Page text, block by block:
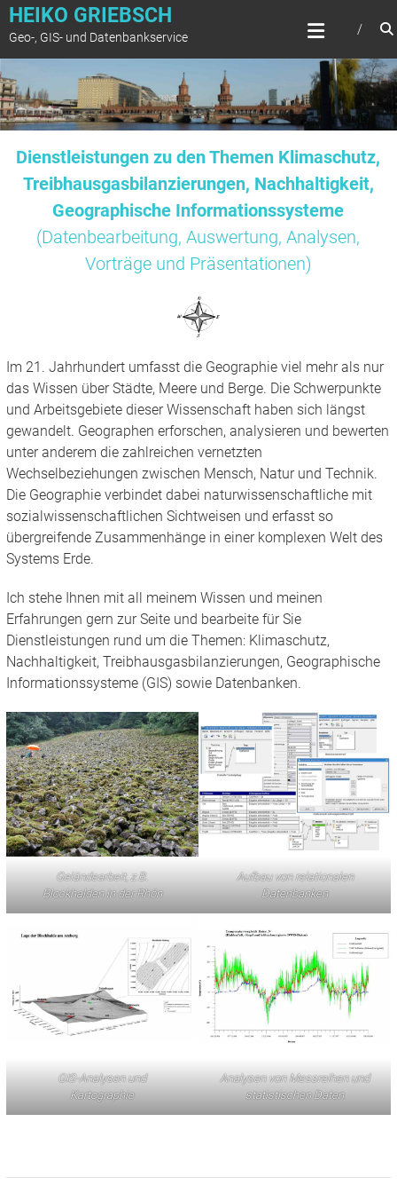
Zum
springen
HEIKO GRIEBSCH
Geo-, GIS- und Datenbankservice
Dienstleistungen zu den Themen Klimaschutz,
Treibhausgasbilanzierungen, Nachhaltigkeit,
Geographische Informationssysteme
(Datenbearbeitung, Auswertung, Analysen,
Vorträge und Präsentationen)
Im 21. Jahrhundert umfasst die Geographie viel mehr als nur
das Wissen über Städte, Meere und Berge. Die Schwerpunkte
und Arbeitsgebiete dieser Wissenschaft haben sich längst
gewandelt. Geographen erforschen, analysieren und bewerten
unter anderem die zahlreichen vernetzten
Wechselbeziehungen zwischen Mensch, Natur und Technik.
Die Geographie verbindet dabei naturwissenschaftliche mit
sozialwissenschaftlichen Sichtweisen und erfasst so
übergreifende Zusammenhänge in einer komplexen Welt des
Systems Erde.
Ich stehe Ihnen mit all meinem Wissen und meinen
Erfahrungen gern zur Seite und bearbeite für Sie
Dienstleistungen rund um die Themen: Klimaschutz,
Nachhaltigkeit, Treibhausgasbilanzierungen, Geographische
Informationssysteme (GIS) sowie Datenbanken.
Geländearbeit, z.B.
Blockhalden in der Rhön
Aufbau von relationalen
Datenbanken
GIS-Analysen und
Kartographie
Analysen von Messreihen und
statistischen Daten